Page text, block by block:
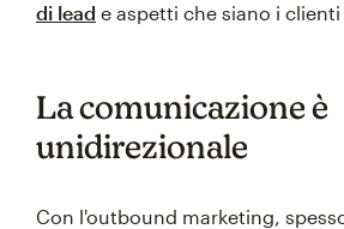
di lead e aspetti che siano i
La comunicazione è
unidirezionale
Con l'outbound marketing,